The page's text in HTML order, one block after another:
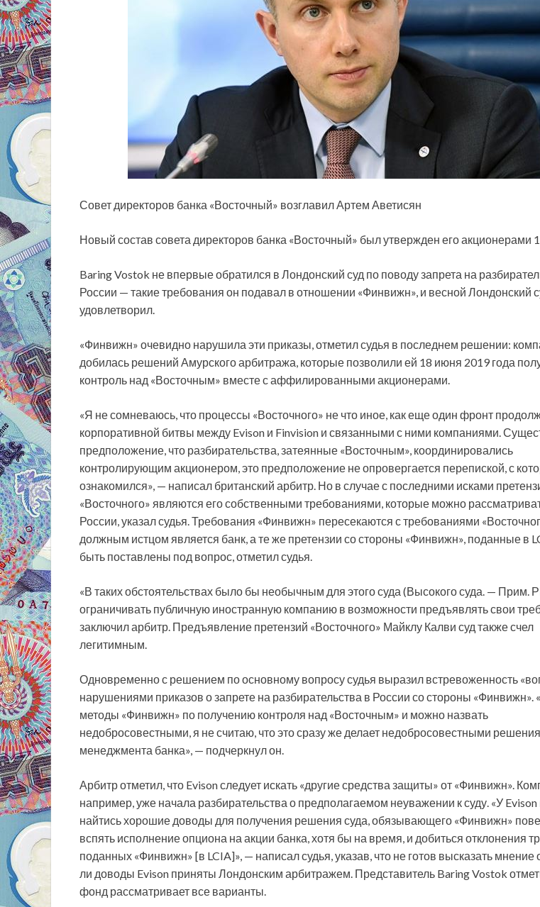
Совет директоров банка «Восточный» возглавил Артем Аветисян
Новый состав совета директоров банка «Восточный» был утвержден его акционерами
Baring Vostok не впервые обратился в Лондонский суд по поводу запрета на
России — такие требования он подавал в отношении «Финвижн», и весной Лондонский
удовлетворил.
«Финвижн» очевидно нарушила эти приказы, отметил судья в последнем решении:
добилась решений Амурского арбитража, которые позволили ей 18 июня 2019 года
контроль над «Восточным» вместе с аффилированными акционерами.
«Я не сомневаюсь, что процессы «Восточного» не что иное, как еще один фронт
корпоративной битвы между Evison и Finvision и связанными с ними компаниями.
предположение, что разбирательства, затеянные «Восточным», координировались
контролирующим акционером, это предположение не опровергается перепиской, с
ознакомился», — написал британский арбитр. Но в случае с последними исками
«Восточного» являются его собственными требованиями, которые можно
России, указал судья. Требования «Финвижн» пересекаются с требованиями
должным истцом является банк, а те же претензии со стороны «Финвижн», поданные в
быть поставлены под вопрос, отметил судья.
«В таких обстоятельствах было бы необычным для этого суда (Высокого суда. — Прим.
ограничивать публичную иностранную компанию в возможности предъявлять свои
заключил арбитр. Предъявление претензий «Восточного» Майклу Калви суд также счел
легитимным.
Одновременно с решением по основному вопросу судья выразил встревоженность
нарушениями приказов о запрете на разбирательства в России со стороны «Финвижн».
методы «Финвижн» по получению контроля над «Восточным» и можно назвать
недобросовестными, я не считаю, что это сразу же делает недобросовестными решения
менеджмента банка», — подчеркнул он.
Арбитр отметил, что Evison следует искать «другие средства защиты» от «Финвижн».
например, уже начала разбирательства о предполагаемом неуважении к суду. «У Evison
найтись хорошие доводы для получения решения суда, обязывающего «Финвижн»
вспять исполнение опциона на акции банка, хотя бы на время, и добиться отклонения
поданных «Финвижн» [в LCIA]», — написал судья, указав, что не готов высказать мнение
ли доводы Evison приняты Лондонским арбитражем. Представитель Baring Vostok
фонд рассматривает все варианты.